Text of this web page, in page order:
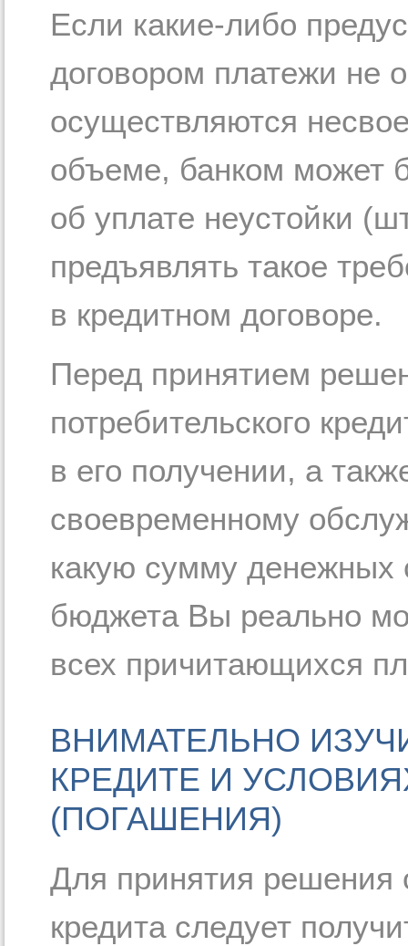
Если какие-либо
договором платежи не
осуществляются
объеме, банком может
об уплате неустойки
предъявлять такое
в кредитном договоре.
Перед принятием
потребительского
в его получении, а
своевременному
какую сумму денежных
бюджета Вы реально
всех причитающихся
ВНИМАТЕЛЬНО
КРЕДИТЕ И
(ПОГАШЕНИЯ)
Для принятия решения
кредита следует